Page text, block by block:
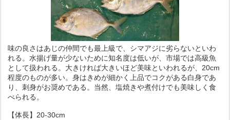
味の良さはあじの仲間でも最上級で、シマアジに劣らないといわ
れる。水揚げ量が少ないために知名度は低いが、市場では高級魚
として扱われる。大きければ大きいほど美味といわれるが、20cm
程度のものが多い。身はきめが細かく上品でコクがある白身であ
り、刺身がお奨めである。当然、塩焼きや煮付けでも美味しく食
べられる。
【体長】20-30cm